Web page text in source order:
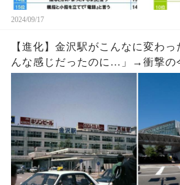
2024/09/17
【進化】金沢駅がこんなに変わ
んな感じだったのに…」→衝撃の